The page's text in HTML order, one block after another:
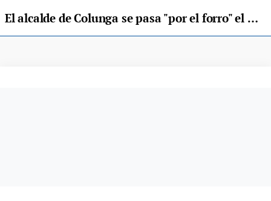
El alcalde de Colunga se pasa "por el forro" el mandato del Pleno